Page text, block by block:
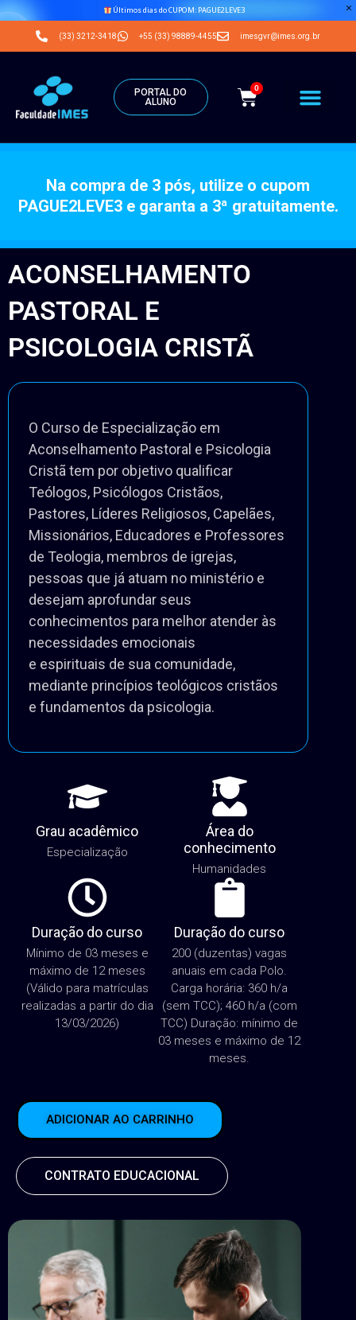
Últimos dias do CUPOM: PAGUE2LEVE3
(33) 3212-3418 +55 (33) 98889-4455 imesgvr@imes.org.br
PORTAL DO
ALUNO
0
Na compra de 3 pós, utilize o cupom
PAGUE2LEVE3 e garanta a 3ª gratuitamente.
ACONSELHAMENTO
PASTORAL E
PSICOLOGIA CRISTÃ
O Curso de Especialização em
Aconselhamento Pastoral e Psicologia
Cristã tem por objetivo qualificar
Teólogos, Psicólogos Cristãos,
Pastores, Líderes Religiosos, Capelães,
Missionários, Educadores e Professores
de Teologia, membros de igrejas,
pessoas que já atuam no ministério e
desejam aprofundar seus
conhecimentos para melhor atender às
necessidades emocionais
e espirituais de sua comunidade,
mediante princípios teológicos cristãos
Grau acadêmico
Especialização
Área do
conhecimento
Humanidades
Duração do curso
Mínimo de 03 meses e
máximo de 12 meses
(Válido para matrículas
realizadas a partir do dia
13/03/2026)
Duração do curso
200 (duzentas) vagas
anuais em cada Polo.
Carga horária: 360 h/a
(sem TCC); 460 h/a (com
TCC) Duração: mínimo de
03 meses e máximo de 12
meses.
ADICIONAR AO CARRINHO
CONTRATO EDUCACIONAL